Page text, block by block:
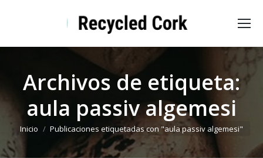
Archivos de etiqueta:
aula passiv algemesi
Estás aquí:
Inicio Publicaciones etiquetadas con "aula passiv algemesi"